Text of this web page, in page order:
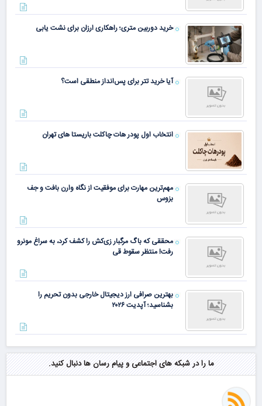
خرید دوربین متری؛ راهکاری ارزان برای نشت یابی
آیا خرید تتر برای پس‌انداز منطقی است؟
انتخاب اول پودر هات چاکلت باریستا های تهران
مهم‌ترین مهارت برای موفقیت از نگاه وارن بافت و جف
بزوس
محققی که باگ مرگبار زی‌کش را کشف کرد، به سراغ مونرو
رفت! منتظر سقوط قی
بهترین صرافی ارز دیجیتال خارجی بدون تحریم را
بشناسید؛ آپدیت ۲۰۲۶
ما را در شبکه های اجتماعی و پیام رسان ها دنبال کنید.